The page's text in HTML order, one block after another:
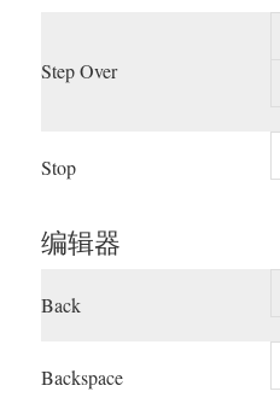
Step Over
Stop
编辑器
Back
Backspace